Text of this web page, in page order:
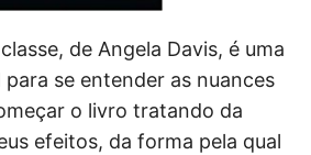
de Angela Davis, é uma
se entender as nuances
o livro tratando da
efeitos, da forma pela qual